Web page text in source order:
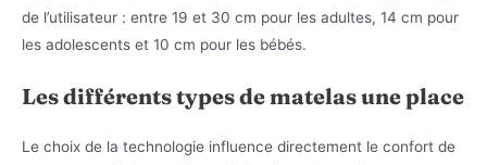
de l’utilisateur : entre 19 et 30 cm pour les adultes, 14 cm pour
les adolescents et 10 cm pour les bébés.
Les différents types de matelas une place
Le choix de la technologie influence directement le confort de